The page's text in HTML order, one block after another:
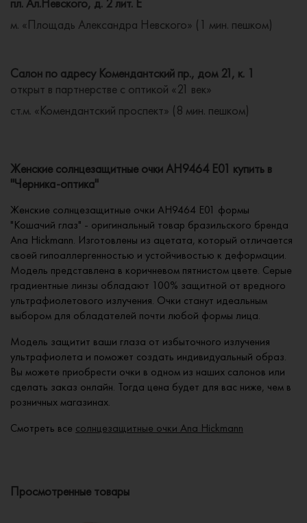
пл. Ал.Невского, д. 2 лит. Е
м. «Площадь Александра Невского» (1 мин. пешком)
Салон по адресу Комендантский пр., дом 21, к. 1
открыт в партнерстве с оптикой «21 век»
ст.м. «Комендантский проспект» (8 мин. пешком)
Женские солнцезащитные очки AH9464 E01 купить в
"Черника-оптика"
Женские солнцезащитные очки AH9464 E01 формы
"Кошачий глаз" - оригинальный товар бразильского бренда
Ana Hickmann. Изготовлены из ацетата, который отличается
своей гипоаллергенностью и устойчивостью к деформации.
Модель представлена в коричневом пятнистом цвете. Серые
градиентные линзы обладают 100% защитной от вредного
ультрафиолетового излучения. Очки станут идеальным
выбором для обладателей почти любой формы лица.
Модель защитит ваши глаза от избыточного излучения
ультрафиолета и поможет создать индивидуальный образ.
Вы можете приобрести очки в одном из наших салонов или
сделать заказ онлайн. Тогда цена будет для вас ниже, чем в
розничных магазинах.
Смотреть все солнцезащитные очки Ana Hickmann
Просмотренные товары